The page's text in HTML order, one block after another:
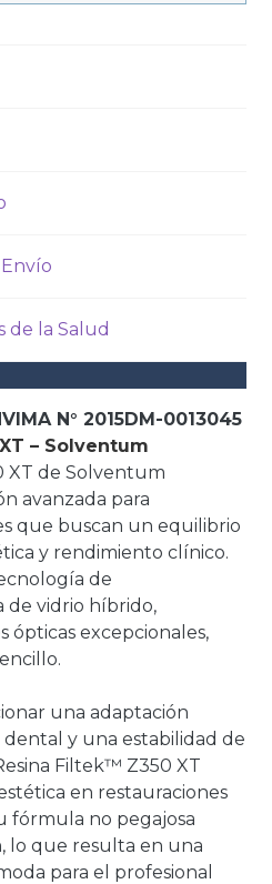
de la Salud
N° 2015DM-0013045
– Solventum
XT de Solventum
avanzada para
que buscan un equilibrio
y rendimiento clínico.
de
de vidrio híbrido,
ópticas excepcionales,
una adaptación
y una estabilidad de
Filtek™ Z350 XT
en restauraciones
fórmula no pegajosa
lo que resulta en una
para el profesional